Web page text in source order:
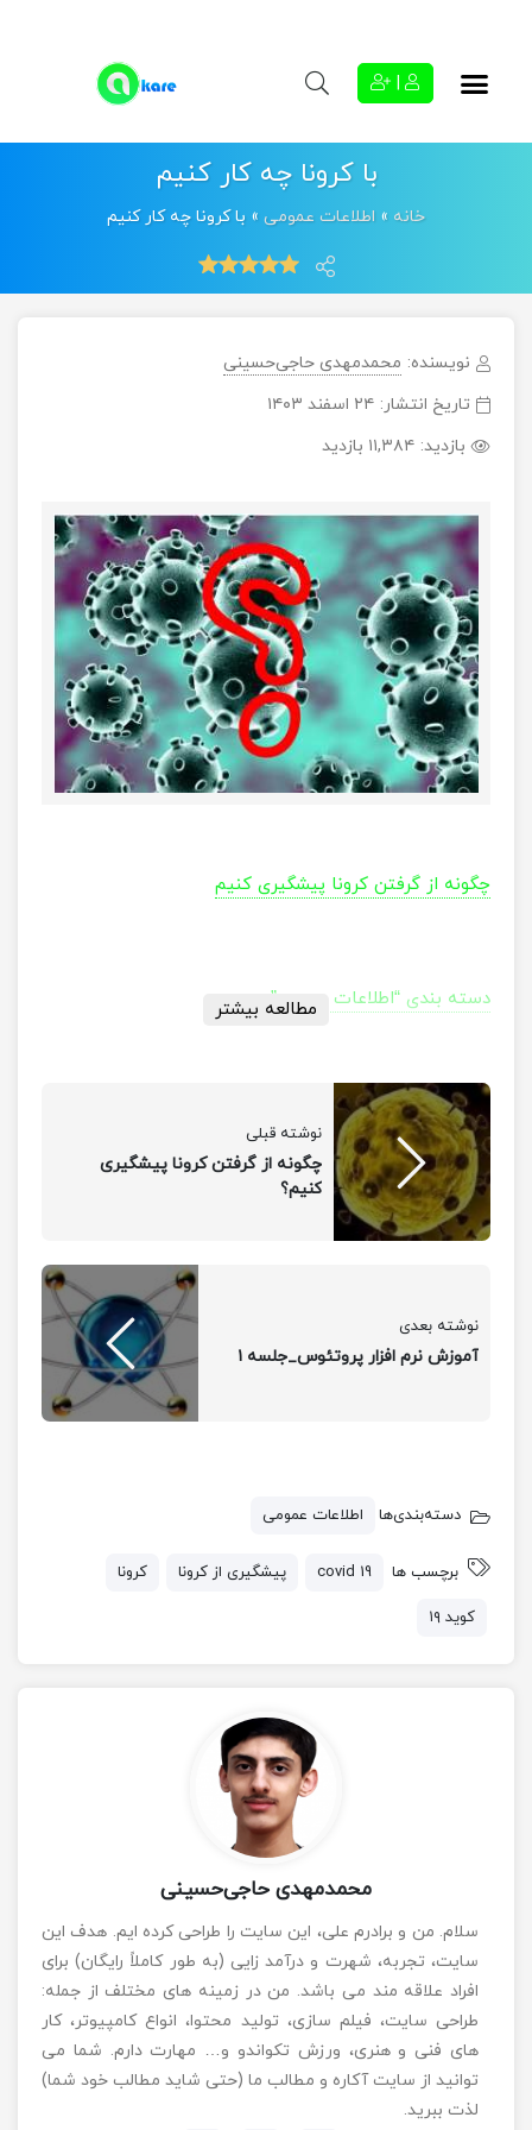
با کرونا چه کار کنیم
خانه » اطلاعات عمومی » با کرونا چه کار کنیم
نویسنده: محمدمهدی حاجی‌حسینی
تاریخ انتشار: ۲۴ اسفند ۱۴۰۳
بازدید: ۱۱,۳۸۴ بازدید
چگونه از گرفتن کرونا پیشگیری کنیم
دسته بندی “اطلاعات عمومی”مطالعه بیشتر
نوشته قبلی
چگونه از گرفتن کرونا پیشگیری
کنیم؟
نوشته بعدی
آموزش نرم افزار پروتئوس_جلسه ۱
دسته‌بندی‌ها اطلاعات عمومی
برچسب ها covid 19 پیشگیری از کرونا کرونا
کوید ۱۹
محمدمهدی حاجی‌حسینی
سلام. من و برادرم علی، این سایت را طراحی کرده ایم. هدف این
سایت، تجربه، شهرت و درآمد زایی (به طور کاملاً رایگان) برای
افراد علاقه مند می باشد. من در زمینه های مختلف از جمله:
طراحی سایت، فیلم سازی، تولید محتوا، انواع کامپیوتر، کار
های فنی و هنری، ورزش تکواندو و… مهارت دارم. شما می
توانید از سایت آکاره و مطالب ما (حتی شاید مطالب خود شما)
لذت ببرید.